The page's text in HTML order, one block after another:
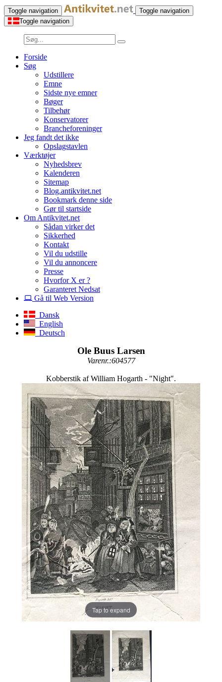
Toggle navigation
Toggle navigation
Toggle navigation
Forside
Søg
Udstillere
Emne
Sidste nye emner
Bøger
Tilbehør
Konservatorer
Brancheforeninger
Jeg fandt det ikke
Opslagstavlen
Værktøjer
Nyhedsbrev
Kalenderen
Sitemap
Blog.antikvitet.net
Bookmark denne side
Gør til startside
Om Antikvitet.net
Sådan virker det
Sikkerhed
Kontakt
Vil du udstille
Vil du annoncere
Presse
Hvorfor X er ?
Garanteret Nedsat
Gå til Web Version
Dansk
English
Deutsch
Ole Buus Larsen
Varenr.:604577
Kobberstik af William Hogarth - "Night".
Tap to expand